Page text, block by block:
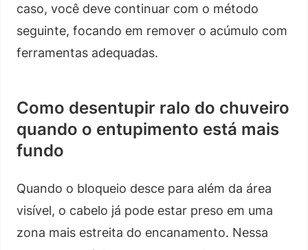
caso, você deve continuar com o método
seguinte, focando em remover o acúmulo com
ferramentas adequadas.
Como desentupir ralo do chuveiro
quando o entupimento está mais
fundo
Quando o bloqueio desce para além da área
visível, o cabelo já pode estar preso em uma
zona mais estreita do encanamento. Nessa